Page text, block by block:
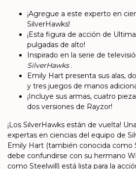
¡Agregue a este experto en
SilverHawks!
¡Esta figura de acción de
pulgadas de alto!
Inspirado en la serie de
SilverHawks.
Emily Hart presenta sus alas,
y tres juegos de manos
¡Incluye sus armas, cuatro
dos versiones de Rayzor!
¡Los SilverHawks están de vuelta!
expertas en ciencias del equipo de
Emily Hart (también conocida como
debe confundirse con su hermano
como Steelwill) está lista para la